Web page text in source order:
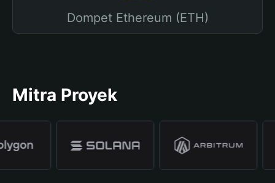
Dompet Ethereum (ETH)
Mitra Proyek